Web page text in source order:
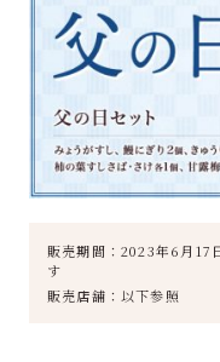
販売期間：2023年6月17
す
販売店舗：以下参照